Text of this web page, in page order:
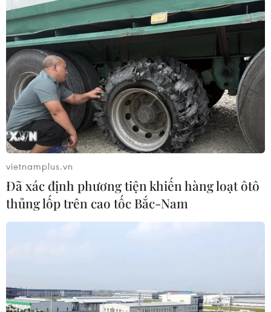
vietnamplus.vn
Đã xác định phương tiện khiến hàng loạt ôtô
thủng lốp trên cao tốc Bắc-Nam